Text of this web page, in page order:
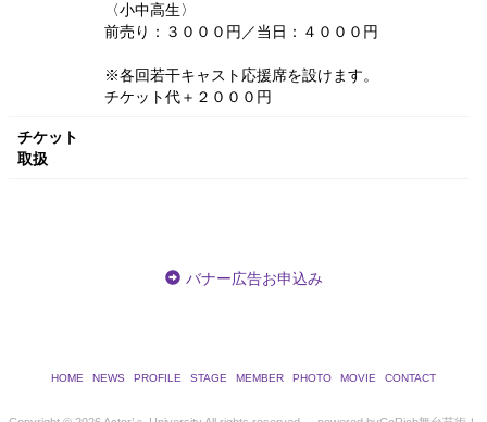
〈小中高生〉
前売り：３０００円／当日：４０００円
※各回若干キャスト応援席を設けます。
チケット代＋２０００円
チケット
取扱
バナー広告お申込み
HOME NEWS PROFILE STAGE MEMBER PHOTO MOVIE CONTACT